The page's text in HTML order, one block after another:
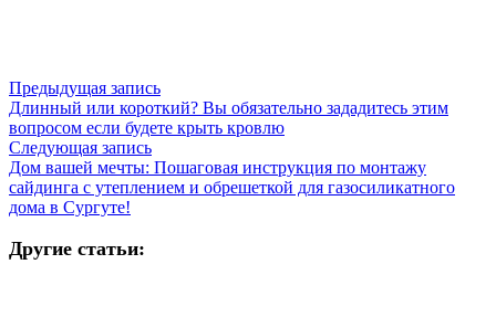
Предыдущая запись
Длинный или короткий? Вы обязательно зададитесь этим
вопросом если будете крыть кровлю
Следующая запись
Дом вашей мечты: Пошаговая инструкция по монтажу
сайдинга с утеплением и обрешеткой для газосиликатного
дома в Сургуте!
Другие статьи: